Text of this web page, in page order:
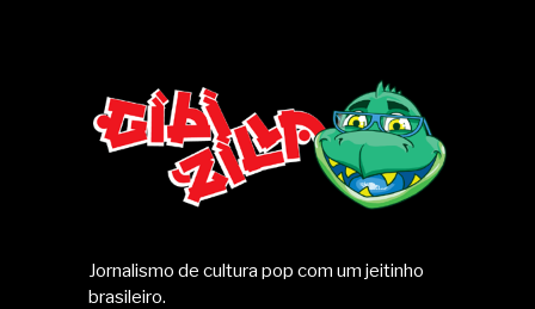
Jornalismo de cultura pop com um jeitinho
brasileiro.